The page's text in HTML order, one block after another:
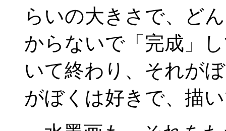
らいの大きさで、ど
からないで「完成」
いて終わり、それが
がぼくは好きで、描